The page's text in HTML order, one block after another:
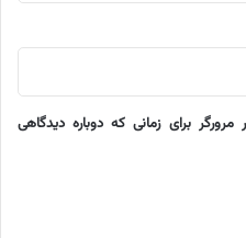
برای زمانی که دوباره دیدگاهی